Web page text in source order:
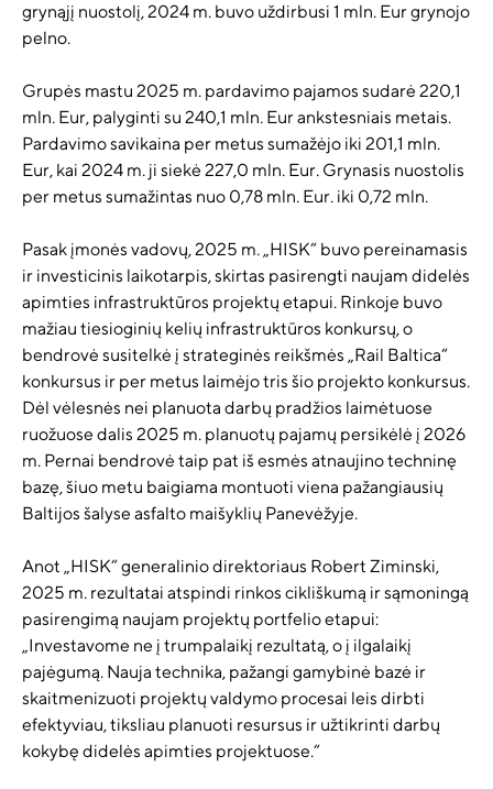
grynąjį nuostolį, 2024 m. buvo uždirbusi 1 mln. Eur grynojo
pelno.
Grupės mastu 2025 m. pardavimo pajamos sudarė 220,1
mln. Eur, palyginti su 240,1 mln. Eur ankstesniais metais.
Pardavimo savikaina per metus sumažėjo iki 201,1 mln.
Eur, kai 2024 m. ji siekė 227,0 mln. Eur. Grynasis nuostolis
per metus sumažintas nuo 0,78 mln. Eur. iki 0,72 mln.
Pasak įmonės vadovų, 2025 m. „HISK“ buvo pereinamasis
ir investicinis laikotarpis, skirtas pasirengti naujam didelės
apimties infrastruktūros projektų etapui. Rinkoje buvo
mažiau tiesioginių kelių infrastruktūros konkursų, o
bendrovė susitelkė į strateginės reikšmės „Rail Baltica“
konkursus ir per metus laimėjo tris šio projekto konkursus.
Dėl vėlesnės nei planuota darbų pradžios laimėtuose
ruožuose dalis 2025 m. planuotų pajamų persikėlė į 2026
m. Pernai bendrovė taip pat iš esmės atnaujino techninę
bazę, šiuo metu baigiama montuoti viena pažangiausių
Baltijos šalyse asfalto maišyklių Panevėžyje.
Anot „HISK“ generalinio direktoriaus Robert Ziminski,
2025 m. rezultatai atspindi rinkos cikliškumą ir sąmoningą
pasirengimą naujam projektų portfelio etapui:
„Investavome ne į trumpalaikį rezultatą, o į ilgalaikį
pajėgumą. Nauja technika, pažangi gamybinė bazė ir
skaitmenizuoti projektų valdymo procesai leis dirbti
efektyviau, tiksliau planuoti resursus ir užtikrinti darbų
kokybę didelės apimties projektuose.“